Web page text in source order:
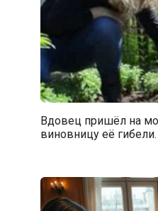
Вдовец пришёл на
виновницу её